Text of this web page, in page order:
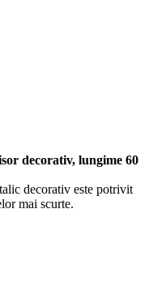
decorativ, lungime 60
decorativ este potrivit
mai scurte.